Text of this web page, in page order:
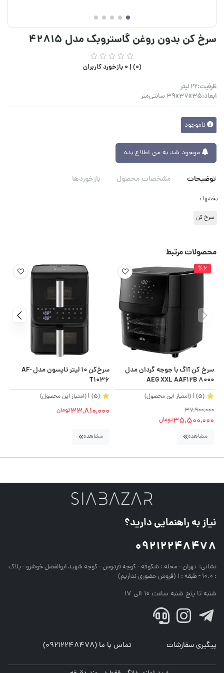
سرخ کن بدون روغن گاستروبک مدل 42815
(0) | 0 بازخورد کاربران
ظرفیت:۲۲ لیتر
ابعاد:39x37x35 سانتی‌متر
ناموجود
موجود شد به من اطلاع بده
توضیحات مشخصات محصول بازخوردها
بخشها :
سرخ کن
محصولات مرتبط
%6
سرخ کن آاگ با جوجه گردان مدل
AEG XXL AAF۱۲B ۸۰۰۰
(5)
| (امتیاز این محصول)
37,900,000
35,500,000تومان
مشاهده
سرخ‌کن 10 لیتر تاپسون مدل AF-
T1036
(5) | (امتیاز این محصول)
33,810,000تومان
مشاهده
نیاز به راهنمایی دارید؟
09212248478
نشانی: تهران - محله : شکوفه - کوچه فردوس - کوچه شهید ابوالفضل خوشرو - پلاک
: 10.0 - طبقه : 1 (فروش حضوری نداریم)
شنبه تا پنج شنبه ساعت 10 الی 17
پیگیری سفارشات تماس با ما (09212248478)